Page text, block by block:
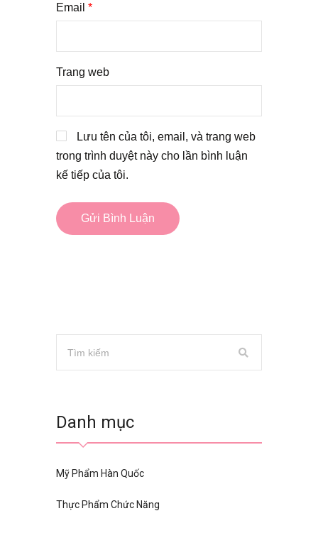
Email *
Trang web
Lưu tên của tôi, email, và trang web
trong trình duyệt này cho lần bình luận
kế tiếp của tôi.
Danh mục
Mỹ Phẩm Hàn Quốc
Thực Phẩm Chức Năng